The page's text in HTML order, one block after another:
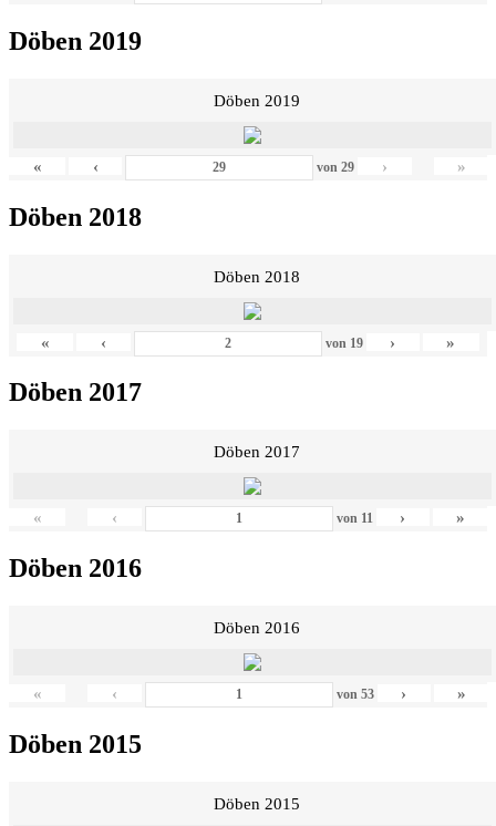
Döben 2019
Döben 2019
« ‹ von29 › »
Döben 2018
Döben 2018
« ‹ von 19 › »
Döben 2017
Döben 2017
« ‹ von 11 › »
Döben 2016
Döben 2016
« ‹ von 53 › »
Döben 2015
Döben 2015